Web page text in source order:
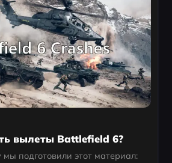
вылеты Battlefield 6?
подготовили этот материал: